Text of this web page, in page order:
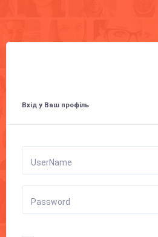
Вхід у Ваш профіль
UserName
Password